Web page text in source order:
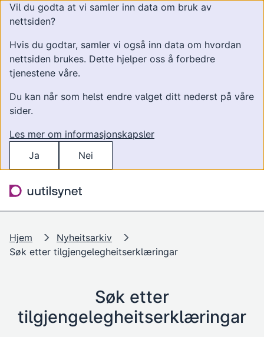
Vil du godta at vi samler inn data om bruk av
nettsiden?
Hvis du godtar, samler vi også inn data om hvordan
nettsiden brukes. Dette hjelper oss å forbedre
tjenestene våre.
Du kan når som helst endre valget ditt nederst på våre
sider.
Les mer om informasjonskapsler
Ja
Nei
Hjem
Nyheitsarkiv
Søk etter tilgjengelegheitserklæringar
Søk etter
tilgjengelegheitserklæringar